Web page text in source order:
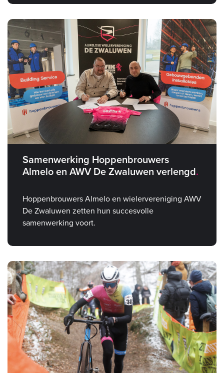
Samenwerking Hoppenbrouwers
Almelo en AWV De Zwaluwen verlengd
Hoppenbrouwers Almelo en wielervereniging AWV
De Zwaluwen zetten hun succesvolle
samenwerking voort.